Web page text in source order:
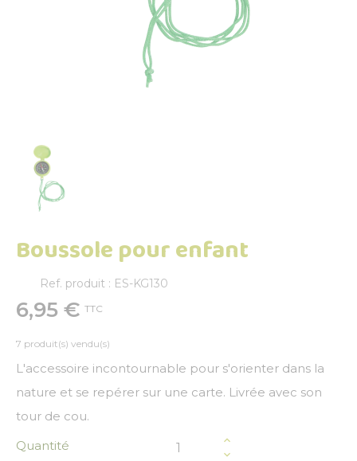
Boussole pour enfant
Ref. produit : ES-KG130
6,95 € TTC
7 produit(s) vendu(s)
L'accessoire incontournable pour s'orienter dans la
nature et se repérer sur une carte. Livrée avec son
tour de cou.
Quantité